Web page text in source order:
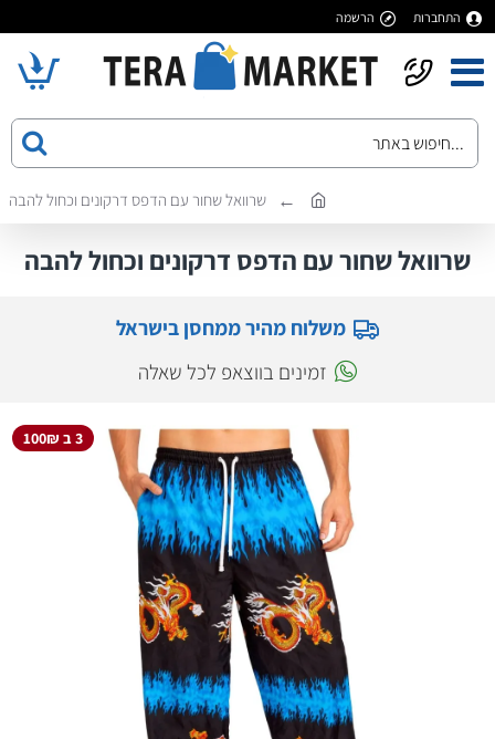
התחברות הרשמה
שרוואל שחור עם הדפס דרקונים וכחול להבה
שרוואל שחור עם הדפס דרקונים וכחול להבה
משלוח מהיר ממחסן בישראל
זמינים בווצאפ לכל שאלה
3 ב 100₪